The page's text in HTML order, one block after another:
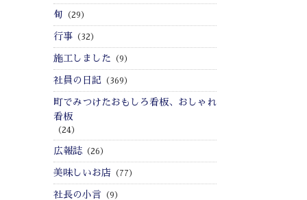
旬 （29）
行事（32）
施工しました （9）
社員の日記 （369）
町でみつけたおもしろ看板、おしゃれ
看板
（24）
広報誌（26）
美味しいお店 （77）
社長の小言（9）